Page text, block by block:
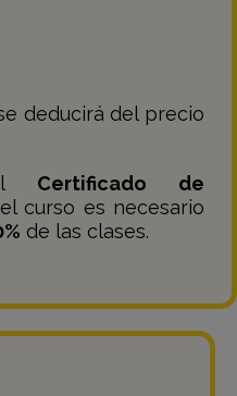
deducirá del precio
Certificado de
curso es necesario
de las clases.